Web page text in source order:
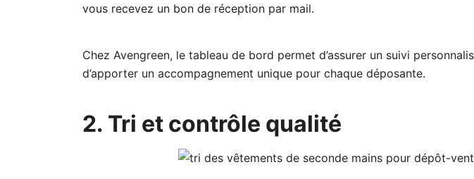
vous recevez un bon de réception par mail.
Chez Avengreen, le tableau de bord permet d’assurer un suivi
d’apporter un accompagnement unique pour chaque déposante.
2. Tri et contrôle qualité